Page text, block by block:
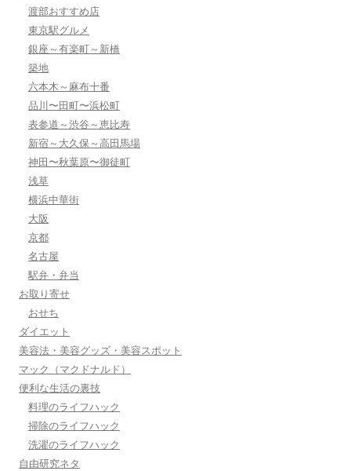
渡部おすすめ店
東京駅グルメ
銀座～有楽町～新橋
築地
六本木～麻布十番
品川〜田町〜浜松町
表参道～渋谷～恵比寿
新宿～大久保～高田馬場
神田〜秋葉原〜御徒町
浅草
横浜中華街
大阪
京都
名古屋
駅弁・弁当
お取り寄せ
おせち
ダイエット
美容法・美容グッズ・美容スポット
マック（マクドナルド）
便利な生活の裏技
料理のライフハック
掃除のライフハック
洗濯のライフハック
自由研究ネタ